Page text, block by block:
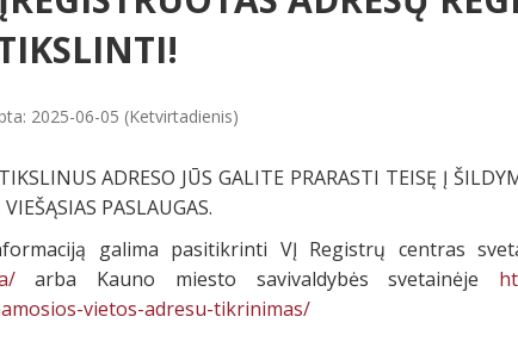
2025-06-05 (Ketvirtadienis)
ADRESO JŪS GALITE PRARASTI TEISĘ Į
PASLAUGAS.
galima pasitikrinti VĮ Registrų centras
arba Kauno miesto savivaldybės svetainėje
vietos-adresu-tikrinimas/